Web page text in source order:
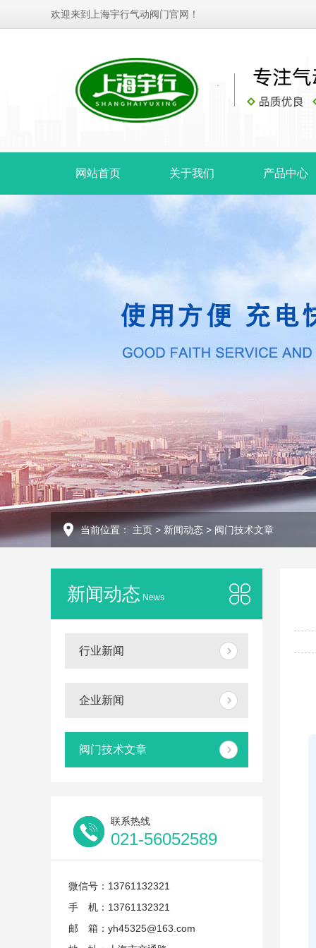
欢迎来到上海宇行气动阀门官网！
网站首页 关于我们 产品中心
当前位置： 主页 > 新闻动态 > 阀门技术文章
新闻动态 News
行业新闻
企业新闻
阀门技术文章
联系热线
021-56052589
微信号：13761132321
手 机：13761132321
邮 箱：yh45325@163.com